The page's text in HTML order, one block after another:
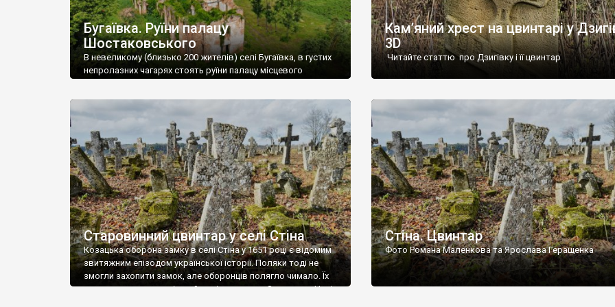
Бугаївка. Руїни палацу
Шостаковського
В невеликому (близько 200 жителів) селі Бугаївка, в густих
непролазних чагарях стоять руїни палацу місцевого
потім клуб, ще пізніше – гуртожиток. У 60-х роках минулого
століття тут розмістили туберкульозну лікарню. Коли із
палацу виїхала лікарня – ми точно не […]
Кам’яний хрест на цвинтарі у
3D
Читайте статтю про Дзигівку і її цвинтар
Старовинний цвинтар у селі Стіна
Козацька оборона замку в селі Стіна у 1651 році є відомим
звитяжним епізодом української історії. Поляки тоді не
змогли захопити замок, але оборонців полягло чимало. Їх
поховали на цвинтарі, який тоді називався Замковим. Нині
Стіна. Цвинтар
Фото Романа Маленкова та Ярослава Геращенка